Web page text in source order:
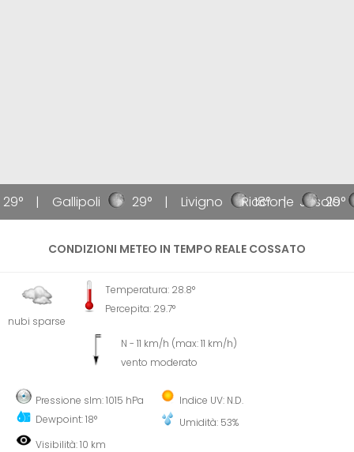
29° Gallipoli 29° Livigno 18° Jesolo
Riccione 29°
CONDIZIONI METEO IN TEMPO REALE COSSATO
nubi sparse
Temperatura: 28.8°
Percepita: 29.7°
N - 11 km/h (max: 11 km/h)
vento moderato
Pressione slm: 1015 hPa
Dewpoint: 18°
Indice UV: N.D.
Umidità: 53%
Visibilità: 10 km